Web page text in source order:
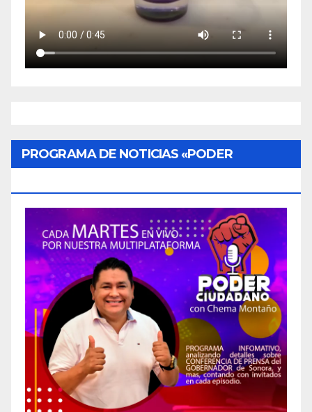
PROGRAMA DE NOTICIAS «PODER